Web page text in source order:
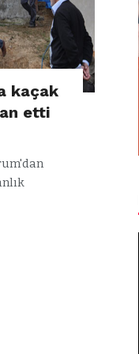
kaçak
etti